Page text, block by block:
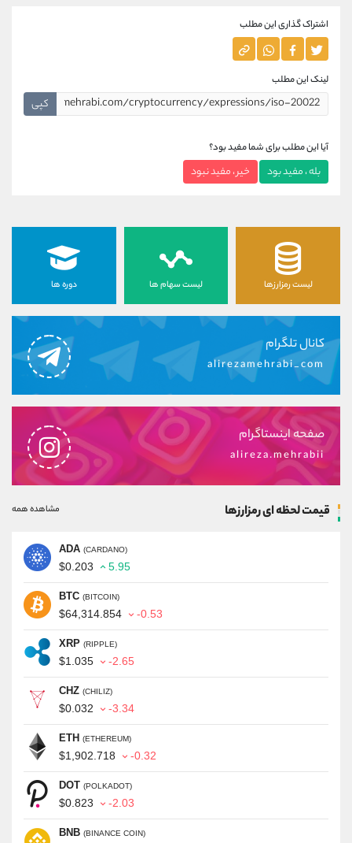
اشتراک گذاری این مطلب
لینک این مطلب
کپی
آیا این مطلب برای شما مفید بود؟
بله ، مفید بود خیر ، مفید نبود
لیست رمزارزها لیست سهام ها دوره ها
کانال تلگرام
alirezamehrabi_com
صفحه اینستاگرام
alireza.mehrabii
قیمت لحظه ای رمزارزها مشاهده همه
ADA (CARDANO)
$0.203 5.95
BTC (BITCOIN)
$64,314.854 -0.53
XRP (RIPPLE)
$1.035 -2.65
CHZ (CHILIZ)
$0.032 -3.34
ETH (ETHEREUM)
$1,902.718 -0.32
DOT (POLKADOT)
$0.823 -2.03
BNB (BINANCE COIN)